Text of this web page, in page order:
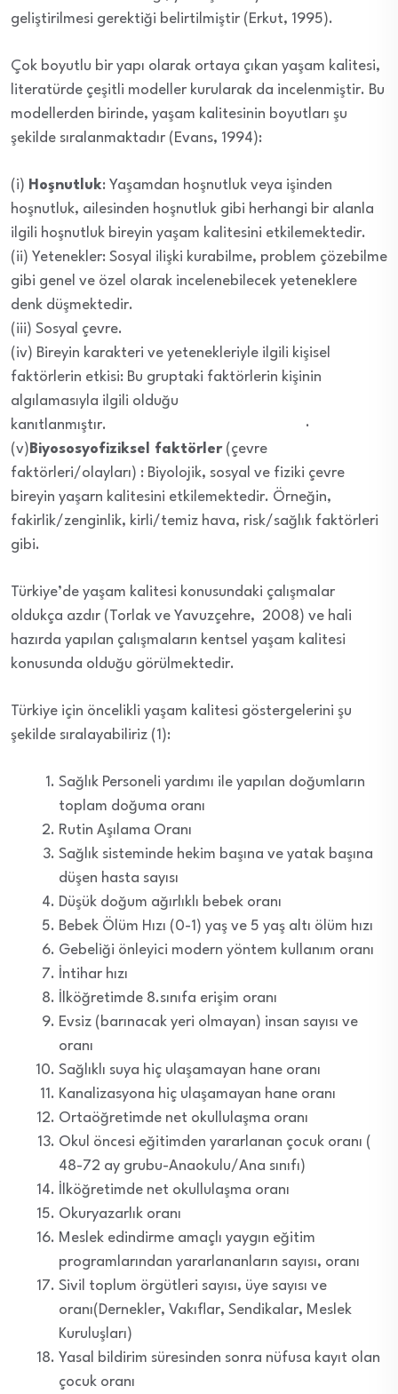
geliştirilmesi gerektiği belirtilmiştir (Erkut, 1995).
Çok boyutlu bir yapı olarak ortaya çıkan yaşam kalitesi,
literatürde çeşitli modeller kurularak da incelenmiştir. Bu
modellerden birinde, yaşam kalitesinin boyutları şu
şekilde sıralanmaktadır (Evans, 1994):
(i) Hoşnutluk: Yaşamdan hoşnutluk veya işinden
hoşnutluk, ailesinden hoşnutluk gibi herhangi bir alanla
ilgili hoşnutluk bireyin yaşam kalitesini etkilemektedir.
(ii) Yetenekler: Sosyal ilişki kurabilme, problem çözebilme
gibi genel ve özel olarak incelenebilecek yeteneklere
denk düşmektedir.
(iii) Sosyal çevre.
(iv) Bireyin karakteri ve yetenekleriyle ilgili kişisel
faktörlerin etkisi: Bu gruptaki faktörlerin kişinin
algılamasıyla ilgili olduğu
kanıtlanmıştır. ·
(v) Biyososyofiziksel faktörler(çevre
faktörleri/olayları) : Biyolojik, sosyal ve fiziki çevre
bireyin yaşarn kalitesini etkilemektedir. Örneğin,
fakirlik/zenginlik, kirli/temiz hava, risk/sağlık faktörleri
gibi.
Türkiye’de yaşam kalitesi konusundaki çalışmalar
oldukça azdır (Torlak ve Yavuzçehre, 2008) ve hali
hazırda yapılan çalışmaların kentsel yaşam kalitesi
konusunda olduğu görülmektedir.
Türkiye için öncelikli yaşam kalitesi göstergelerini şu
şekilde sıralayabiliriz (1):
Sağlık Personeli yardımı ile yapılan doğumların
toplam doğuma oranı
Rutin Aşılama Oranı
Sağlık sisteminde hekim başına ve yatak başına
düşen hasta sayısı
Düşük doğum ağırlıklı bebek oranı
Bebek Ölüm Hızı (0-1) yaş ve 5 yaş altı ölüm hızı
Gebeliği önleyici modern yöntem kullanım oranı
İntihar hızı
İlköğretimde 8.sınıfa erişim oranı
Evsiz (barınacak yeri olmayan) insan sayısı ve
oranı
Sağlıklı suya hiç ulaşamayan hane oranı
Kanalizasyona hiç ulaşamayan hane oranı
Ortaöğretimde net okullulaşma oranı
Okul öncesi eğitimden yararlanan çocuk oranı (
48-72 ay grubu-Anaokulu/Ana sınıfı)
İlköğretimde net okullulaşma oranı
Okuryazarlık oranı
Meslek edindirme amaçlı yaygın eğitim
programlarından yararlananların sayısı, oranı
Sivil toplum örgütleri sayısı, üye sayısı ve
oranı(Dernekler, Vakıflar, Sendikalar, Meslek
Kuruluşları)
Yasal bildirim süresinden sonra nüfusa kayıt olan
çocuk oranı